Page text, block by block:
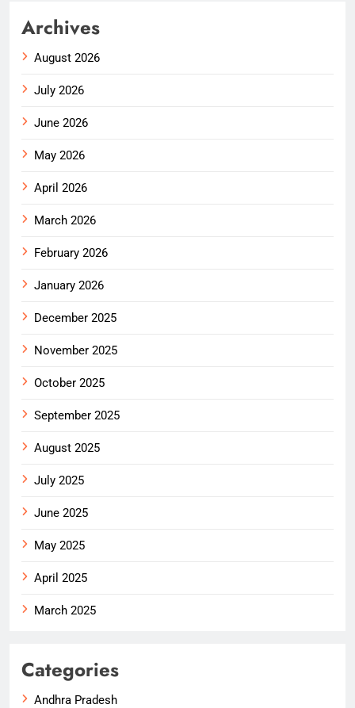
Archives
August 2026
July 2026
June 2026
May 2026
April 2026
March 2026
February 2026
January 2026
December 2025
November 2025
October 2025
September 2025
August 2025
July 2025
June 2025
May 2025
April 2025
March 2025
Categories
Andhra Pradesh